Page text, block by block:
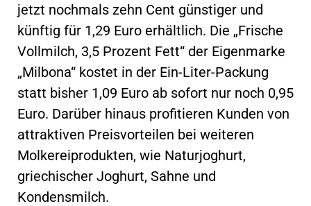
jetzt nochmals zehn Cent günstiger und
künftig für 1,29 Euro erhältlich. Die „Frische
Vollmilch, 3,5 Prozent Fett“ der Eigenmarke
„Milbona“ kostet in der Ein-Liter-Packung
statt bisher 1,09 Euro ab sofort nur noch 0,95
Euro. Darüber hinaus profitieren Kunden von
attraktiven Preisvorteilen bei weiteren
Molkereiprodukten, wie Naturjoghurt,
griechischer Joghurt, Sahne und
Kondensmilch.